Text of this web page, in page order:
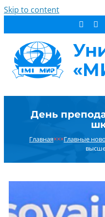
Skip to content
СТУДЕНТУ
НОВОСТИ
РЕЗУЛЬТАТ
День
Главная×××Главные